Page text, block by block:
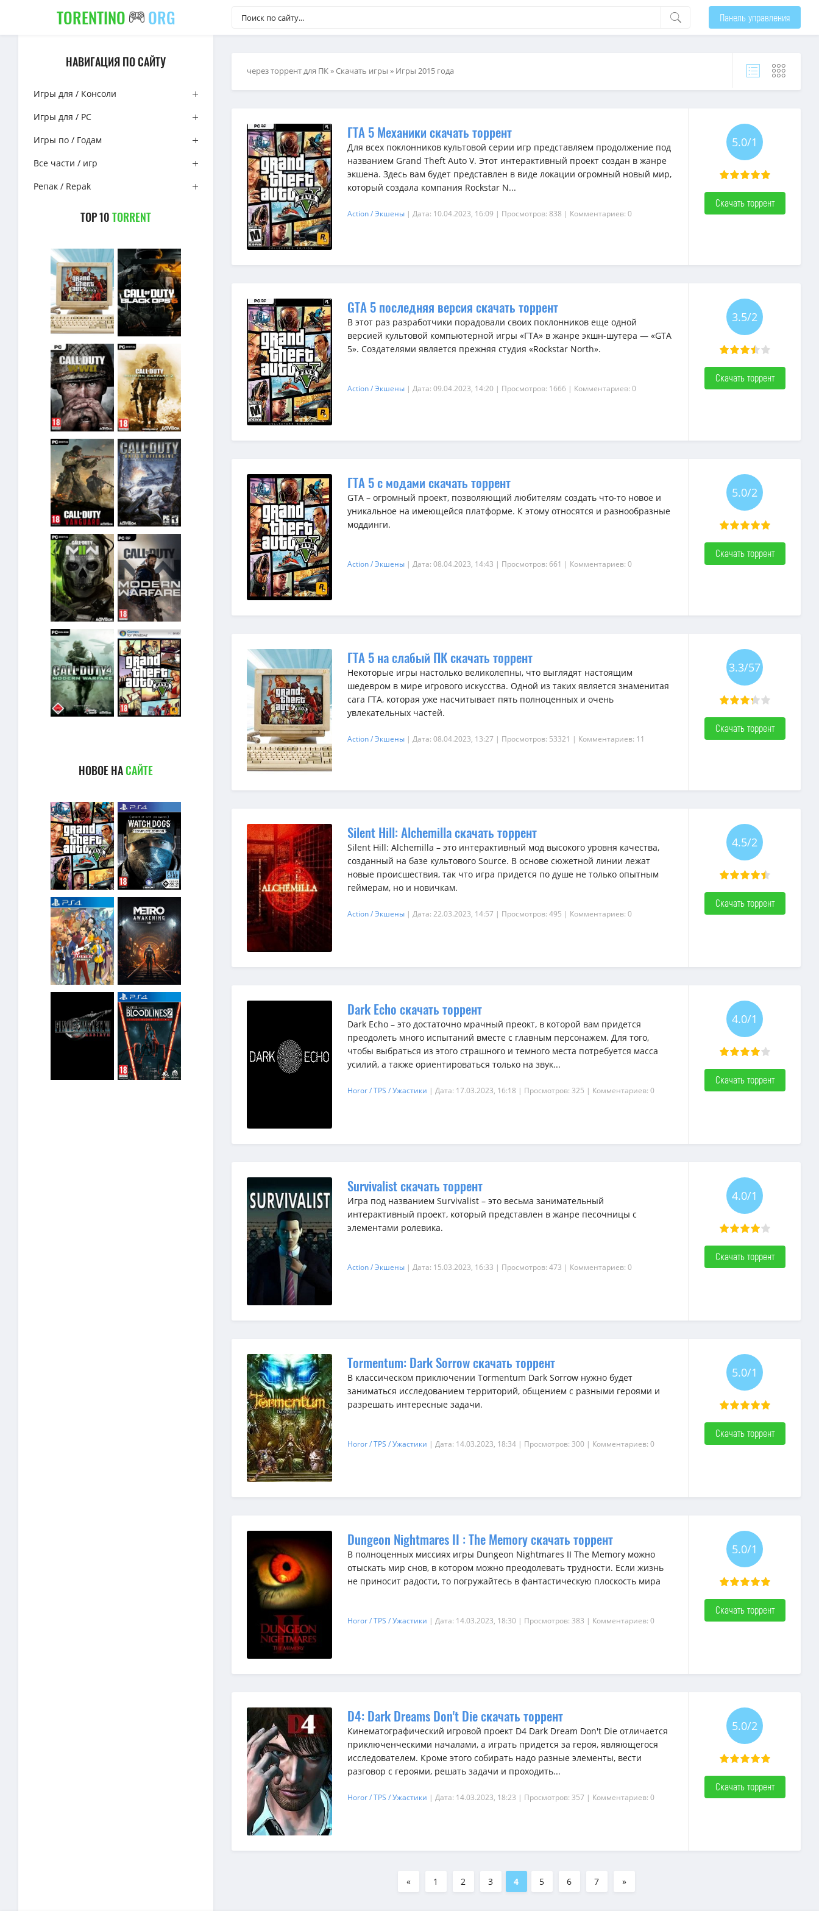
TORENTINO ORG Панель управления
НАВИГАЦИЯ ПО САЙТУ
Игры для / Консоли
Игры для / PC
Игры по / Годам
Все части / игр
Репак / Repak
TOP 10TORRENT
НОВОЕ НАСАЙТЕ
через торрент для ПК»Скачать игры » Игры 2015 года
ГТА 5 Механики скачать торрент
Для всех поклонников культовой серии игр представляем продолжение под
названием Grand Theft Auto V. Этот интерактивный проект создан в жанре
экшена. Здесь вам будет представлен в виде локации огромный новый мир,
который создала компания Rockstar N...
Action / Экшены | Дата: 10.04.2023, 16:09 | Просмотров: 838 | Комментариев: 0
5.0/1
Скачать торрент
GTA 5 последняя версия скачать торрент
В этот раз разработчики порадовали своих поклонников еще одной
версией культовой компьютерной игры «ГТА» в жанре экшн-шутера — «GTA
5». Создателями является прежняя студия «Rockstar North».
Action / Экшены | Дата: 09.04.2023, 14:20 | Просмотров: 1666 | Комментариев: 0
3.5/2
Скачать торрент
ГТА 5 с модами скачать торрент
GTA – огромный проект, позволяющий любителям создать что-то новое и
уникальное на имеющейся платформе. К этому относятся и разнообразные
моддинги.
Action / Экшены | Дата: 08.04.2023, 14:43 | Просмотров: 661 | Комментариев: 0
5.0/2
Скачать торрент
ГТА 5 на слабый ПК скачать торрент
Некоторые игры настолько великолепны, что выглядят настоящим
шедевром в мире игрового искусства. Одной из таких является знаменитая
сага ГТА, которая уже насчитывает пять полноценных и очень
увлекательных частей.
Action / Экшены | Дата: 08.04.2023, 13:27 | Просмотров: 53321 | Комментариев: 11
3.3/57
Скачать торрент
Silent Hill: Alchemilla скачать торрент
Silent Hill: Alchemilla – это интерактивный мод высокого уровня качества,
созданный на базе культового Source. В основе сюжетной линии лежат
новые происшествия, так что игра придется по душе не только опытным
геймерам, но и новичкам.
Action / Экшены | Дата: 22.03.2023, 14:57 | Просмотров: 495 | Комментариев: 0
4.5/2
Скачать торрент
Dark Echo скачать торрент
Dark Echo – это достаточно мрачный преокт, в которой вам придется
преодолеть много испытаний вместе с главным персонажем. Для того,
чтобы выбраться из этого страшного и темного места потребуется масса
усилий, а также ориентироваться только на звук...
Horor / TPS / Ужастики | Дата: 17.03.2023, 16:18 | Просмотров: 325 | Комментариев: 0
4.0/1
Скачать торрент
Survivalist скачать торрент
Игра под названием Survivalist – это весьма занимательный
интерактивный проект, который представлен в жанре песочницы с
элементами ролевика.
Action / Экшены | Дата: 15.03.2023, 16:33 | Просмотров: 473 | Комментариев: 0
4.0/1
Скачать торрент
Tormentum: Dark Sorrow скачать торрент
В классическом приключении Tormentum Dark Sorrow нужно будет
заниматься исследованием территорий, общением с разными героями и
разрешать интересные задачи.
Horor / TPS / Ужастики | Дата: 14.03.2023, 18:34 | Просмотров: 300 | Комментариев: 0
5.0/1
Скачать торрент
Dungeon Nightmares II : The Memory скачать торрент
В полноценных миссиях игры Dungeon Nightmares II The Memory можно
отыскать мир снов, в котором можно преодолевать трудности. Если жизнь
не приносит радости, то погружайтесь в фантастическую плоскость мира
Horor / TPS / Ужастики | Дата: 14.03.2023, 18:30 | Просмотров: 383 | Комментариев: 0
5.0/1
Скачать торрент
D4: Dark Dreams Don't Die скачать торрент
Кинематографический игровой проект D4 Dark Dream Don't Die отличается
приключенческими началами, а играть придется за героя, являющегося
исследователем. Кроме этого собирать надо разные элементы, вести
разговор с героями, решать задачи и проходить...
Horor / TPS / Ужастики | Дата: 14.03.2023, 18:23 | Просмотров: 357 | Комментариев: 0
5.0/2
Скачать торрент
« 1 2 3 4 5 6 7 »